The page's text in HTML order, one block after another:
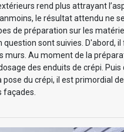
rend plus attrayant
le résultat attendu ne
de préparation sur les
question sont suivies. D'abord,
murs. Au moment de la
des enduits de crépi. Puis
du crépi, il est primordial
façades.